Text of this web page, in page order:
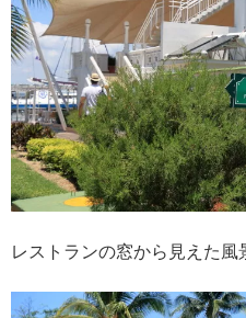
レストランの窓から見えた風